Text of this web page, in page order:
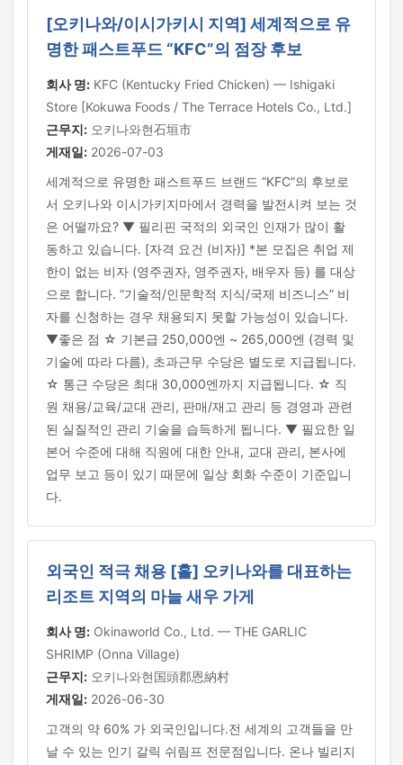
[오키나와/이시가키시 지역] 세계적으로 유
명한 패스트푸드 “KFC”의 점장 후보
회사 명: KFC (Kentucky Fried Chicken) — Ishigaki
Store [Kokuwa Foods / The Terrace Hotels Co., Ltd.]
근무지: 오키나와현石垣市
게재일: 2026-07-03
세계적으로 유명한 패스트푸드 브랜드 “KFC”의 후보로
서 오키나와 이시가키지마에서 경력을 발전시켜 보는 것
은 어떨까요? ▼ 필리핀 국적의 외국인 인재가 많이 활
동하고 있습니다. [자격 요건 (비자)] *본 모집은 취업 제
한이 없는 비자 (영주권자, 영주권자, 배우자 등) 를 대상
으로 합니다. “기술적/인문학적 지식/국제 비즈니스” 비
자를 신청하는 경우 채용되지 못할 가능성이 있습니다.
▼좋은 점 ☆ 기본급 250,000엔 ~ 265,000엔 (경력 및
기술에 따라 다름), 초과근무 수당은 별도로 지급됩니다.
☆ 통근 수당은 최대 30,000엔까지 지급됩니다. ☆ 직
원 채용/교육/교대 관리, 판매/재고 관리 등 경영과 관련
된 실질적인 관리 기술을 습득하게 됩니다. ▼ 필요한 일
본어 수준에 대해 직원에 대한 안내, 교대 관리, 본사에
업무 보고 등이 있기 때문에 일상 회화 수준이 기준입니
다.
외국인 적극 채용 [홀] 오키나와를 대표하는
리조트 지역의 마늘 새우 가게
회사 명: Okinaworld Co., Ltd. — THE GARLIC
SHRIMP (Onna Village)
근무지: 오키나와현国頭郡恩納村
게재일: 2026-06-30
고객의 약 60% 가 외국인입니다.전 세계의 고객들을 만
날 수 있는 인기 갈릭 쉬림프 전문점입니다. 온나 빌리지